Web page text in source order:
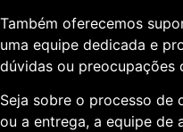
Também oferecemos
uma equipe dedicada e
dúvidas ou preocupações
Seja sobre o processo de
ou a entrega, a equipe de